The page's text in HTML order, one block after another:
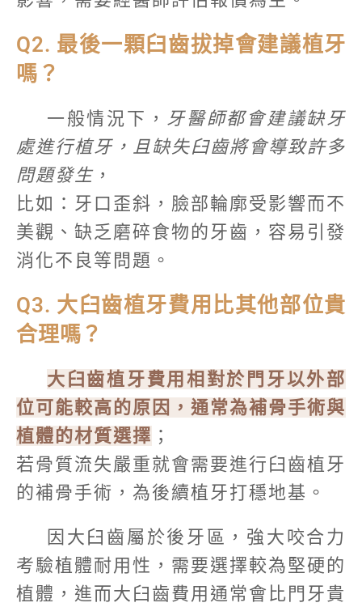
Q2. 最後一顆臼齒拔掉會建議植牙
嗎？
一般情況下， 牙醫師都會建議缺牙
處進行植牙，且缺失臼齒將會導致許多
問題發生 ，
比如：牙口歪斜，臉部輪廓受影響而不
美觀、缺乏磨碎食物的牙齒，容易引發
消化不良等問題。
Q3. 大臼齒植牙費用比其他部位貴
合理嗎？
大臼齒植牙費用相對於門牙以外部
位可能較高的原因，通常為補骨手術與
植體的材質選擇 ；
若骨質流失嚴重就會需要進行臼齒植牙
的補骨手術，為後續植牙打穩地基。
因大臼齒屬於後牙區，強大咬合力
考驗植體耐用性，需要選擇較為堅硬的
植體，進而大臼齒費用通常會比門牙貴